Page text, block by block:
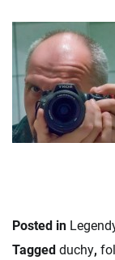
Posted in
Tagged duchy,